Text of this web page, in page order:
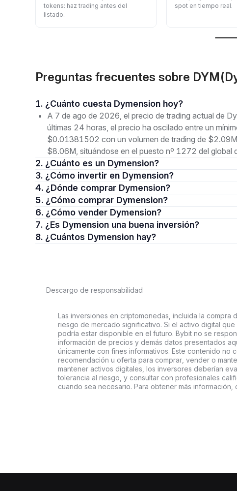
tokens: haz trading antes del
listado.
spot en tiempo real.
Preguntas frecuentes sobre
1. ¿Cuánto cuesta Dymension hoy?
A 7 de ago de 2026, el precio de trading actual de
últimas 24 horas, el precio ha oscilado entre un
$0.01381502 con un volumen de trading de
$8.06M, situándose en el puesto nº 1272 del global
2. ¿Cuánto es un Dymension?
3. ¿Cómo invertir en Dymension?
4. ¿Dónde comprar Dymension?
5. ¿Cómo comprar Dymension?
6. ¿Cómo vender Dymension?
7. ¿Es Dymension una buena inversión?
8. ¿Cuántos Dymension hay?
Descargo de responsabilidad
Las inversiones en criptomonedas, incluida la compra
riesgo de mercado significativo. Si el activo digital
podría estar disponible en el futuro. Bybit no se
información de precios y demás datos presentados
únicamente con fines informativos. Este contenido no
recomendación u oferta para comprar, vender o
mantener activos digitales, los inversores deberían
tolerancia al riesgo, y consultar con profesionales
cuando sea necesario. Para obtener más información,